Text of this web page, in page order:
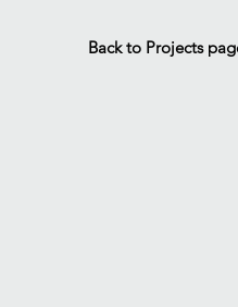
Back to Projects